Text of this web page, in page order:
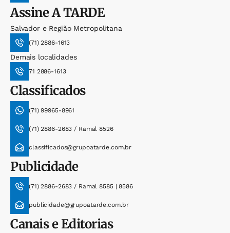
AssineA TARDE
Salvador e Região Metropolitana
(71) 2886-1613
Demais localidades
71 2886-1613
Classificados
(71) 99965-8961
(71) 2886-2683 / Ramal 8526
classificados@grupoatarde.com.br
Publicidade
(71) 2886-2683 / Ramal 8585 | 8586
publicidade@grupoatarde.com.br
Canais e Editorias